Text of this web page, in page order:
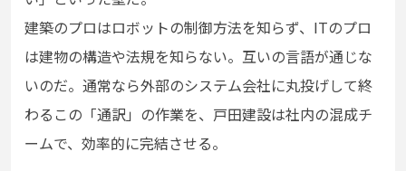
建築のプロはロボットの制御方法を知らず、ITのプロ
は建物の構造や法規を知らない。互いの言語が通じな
いのだ。通常なら外部のシステム会社に丸投げして終
わるこの「通訳」の作業を、戸田建設は社内の混成チ
ームで、効率的に完結させる。